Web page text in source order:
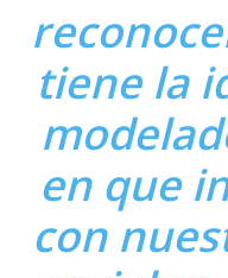
tiene la
en que
con